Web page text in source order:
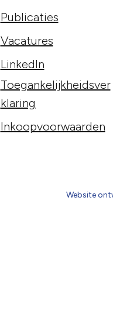
Publicaties
Vacatures
LinkedIn
Toegankelijkheidsver
klaring
Inkoopvoorwaarden
Website